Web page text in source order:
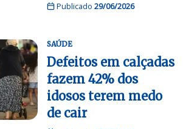
Publicado 29/06/2026
SAÚDE
Defeitos em calçadas
fazem 42% dos
idosos terem medo
de cair